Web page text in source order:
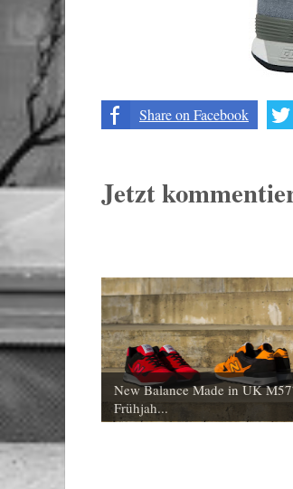
Share on Facebook
Jetzt
New Balance Made in UK
Frühjah...